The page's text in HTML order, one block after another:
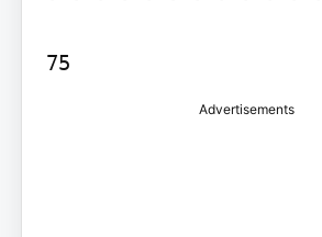
Advertisements